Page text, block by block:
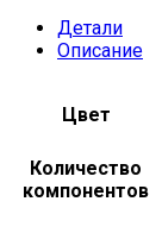
Детали
Описание
Цвет
Количество
компонентов